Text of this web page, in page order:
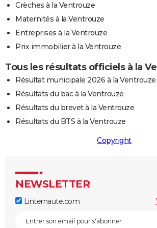
Crèches à la Ventrouze
Maternités à la Ventrouze
Entreprises à la Ventrouze
Prix immobilier à la Ventrouze
Tous les résultats officiels à la
Résultat municipale 2026 à la Ventrouze
Résultats du bac à la Ventrouze
Résultats du brevet à la Ventrouze
Résultats du BTS à la Ventrouze
Copyright
NEWSLETTER
Linternaute.com